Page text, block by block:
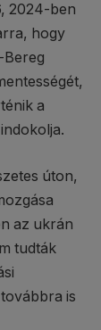
2024-ben
hogy
a
úton,
az ukrán
tudták
is